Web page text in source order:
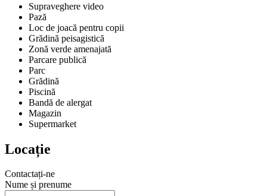
Supraveghere video
Pază
Loc de joacă pentru copii
Grădină peisagistică
Zonă verde amenajată
Parcare publică
Parc
Grădină
Piscină
Bandă de alergat
Magazin
Supermarket
Locație
Contactați-ne
Nume și prenume